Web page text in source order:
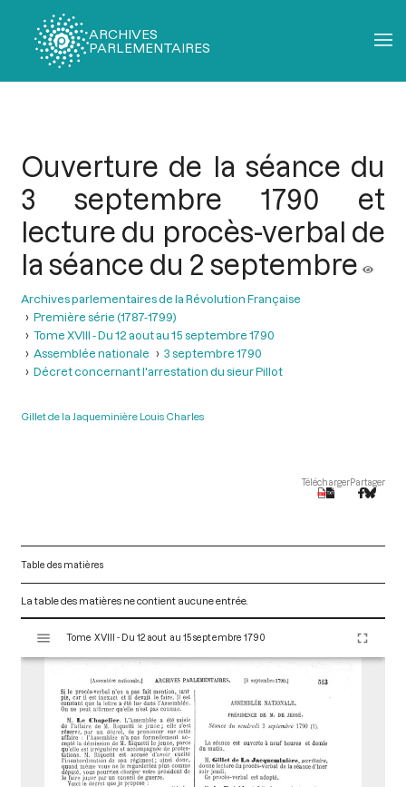
ARCHIVES
PARLEMENTAIRES
Ouverture de la séance du
3 septembre 1790 et
lecture du procès-verbal de
la séance du 2 septembre
Archives parlementaires de la Révolution Française
Première série (1787-1799)
Tome XVIII - Du 12 aout au 15 septembre 1790
Assemblée nationale
3 septembre 1790
Décret concernant l'arrestation du sieur Pillot
Gillet de la Jaqueminière Louis Charles
TéléchargerPartager
Table des matières
La table des matières ne contient aucune entrée.
s
Tome XVIII - Du 12 aout au 15 septembre 1790